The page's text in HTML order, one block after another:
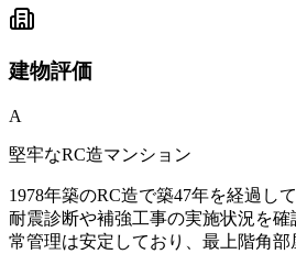
建物評価
A
堅牢なRC造マンション
1978年築のRC造で築47年を経過し
耐震診断や補強工事の実施状況を
常管理は安定しており、最上階角